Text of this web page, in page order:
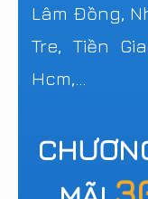
Lâm Đồng,
Tre, Tiền
Hcm,...